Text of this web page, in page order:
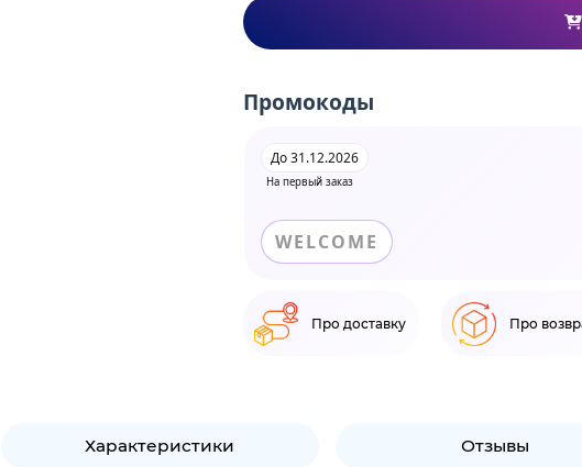
Промокоды
На первый заказ
До 31.12.2026
WELCOME
Про доставку Про
Характеристики Отзывы